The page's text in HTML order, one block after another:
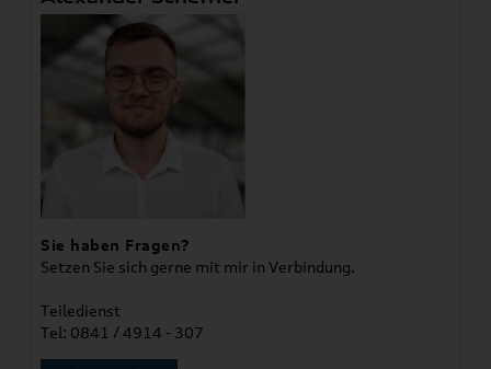
Sie haben Fragen?
Setzen Sie sich gerne mit mir in Verbindung.
Teiledienst
Tel: 0841 / 4914 - 307